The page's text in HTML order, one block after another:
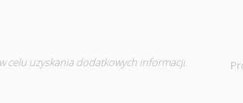
celu uzyskania dodatkowych informacji